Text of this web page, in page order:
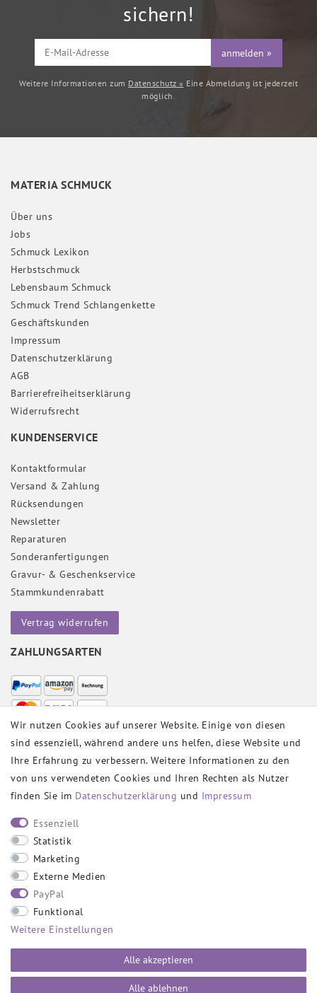
sichern!
anmelden »
Weitere Informationen zum Datenschutz » Eine Abmeldung ist jederzeit
möglich.
MATERIA SCHMUCK
Über uns
Jobs
Schmuck Lexikon
Herbstschmuck
Lebensbaum Schmuck
Schmuck Trend Schlangenkette
Geschäftskunden
Impressum
Daten­schutz­erklärung
AGB
Barrierefreiheitserklärung
Widerrufs­recht
KUNDENSERVICE
Kontaktformular
Versand & Zahlung
Rücksendungen
Newsletter
Reparaturen
Sonderanfertigungen
Gravur- & Geschenkservice
Stammkundenrabatt
Vertrag widerrufen
ZAHLUNGSARTEN
VERSANDPARTNER
SOCIAL
SICHER EINKAUFEN
Wir nutzen Cookies auf unserer Website. Einige von diesen
sind essenziell, während andere uns helfen, diese Website und
Ihre Erfahrung zu verbessern. Weitere Informationen zu den
von uns verwendeten Cookies und Ihren Rechten als Nutzer
finden Sie im Daten­schutz­erklärung und Impressum
Essenziell
Statistik
Marketing
Externe Medien
PayPal
Funktional
Weitere Einstellungen
Alle akzeptieren
Alle ablehnen